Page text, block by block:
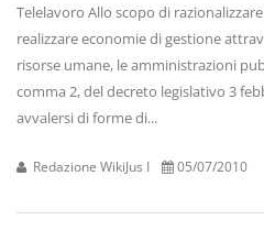
Telelavoro Allo scopo di
realizzare economie di gestione
risorse umane, le amministrazioni
comma 2, del decreto legislativo 3
avvalersi di forme di...
Redazione WikiJus I 05/07/2010